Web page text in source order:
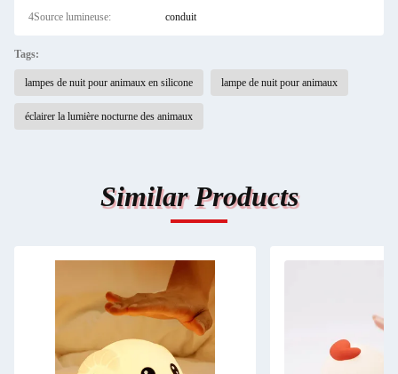
4Source lumineuse: conduit
Tags:
lampes de nuit pour animaux en silicone lampe de nuit pour animaux
éclairer la lumière nocturne des animaux
Similar Products